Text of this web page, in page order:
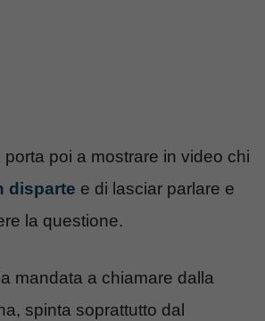
poi a mostrare in video chi
disparte e di lasciar parlare e
la questione.
mandata a chiamare dalla
spinta soprattutto dal